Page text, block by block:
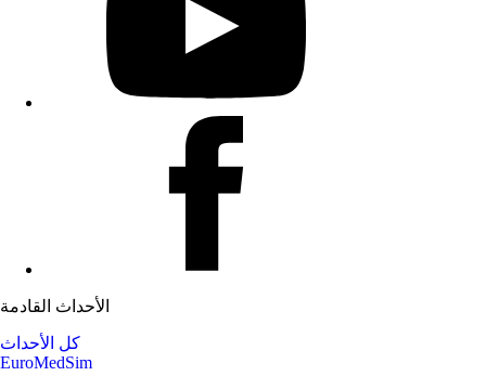
الأحداث القادمة
كل الأحداث
EuroMedSim